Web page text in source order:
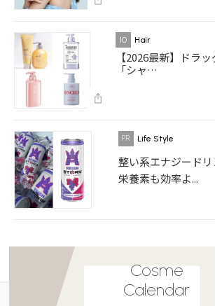
10 Hair
【2026最新】ドラ
「シャ…
Life Style
整い系エナジード
栄養素も効率よ...
Cosme
Calendar